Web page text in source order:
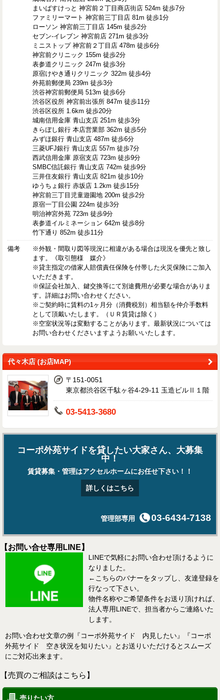
まいばすけっと 神宮前２丁目商店街店 524m 徒歩7分
ファミリーマート 神宮前三丁目店 81m 徒歩1分
ローソン 神宮前三丁目店 145m 徒歩2分
セブン-イレブン 神宮前店 271m 徒歩3分
ミニストップ 神宮前２丁目店 478m 徒歩6分
神宮前クリニック 155m 徒歩2分
表参道クリニック 247m 徒歩3分
原宿けやき通りクリニック 322m 徒歩4分
外苑前郵便局 239m 徒歩3分
渋谷神宮前郵便局 513m 徒歩6分
渋谷区役所 神宮前出張所 847m 徒歩11分
渋谷区役所 1.6km 徒歩20分
城南信用金庫 青山支店 251m 徒歩3分
きらぼし銀行 本店営業部 362m 徒歩5分
みずほ銀行 青山支店 487m 徒歩6分
三菱UFJ銀行 青山支店 557m 徒歩7分
西武信用金庫 原宿支店 723m 徒歩9分
SMBC信託銀行 青山支店 742m 徒歩9分
三井住友銀行 青山支店 821m 徒歩10分
ゆうちょ銀行 赤坂店 1.2km 徒歩15分
神宮前三丁目児童遊園地 200m 徒歩2分
原宿一丁目公園 224m 徒歩3分
明治神宮外苑 723m 徒歩9分
表参道イルミネーション 642m 徒歩8分
竹下通り 852m 徒歩11分
備考
※外観・間取り図等現況に相違がある場合は現況を優先と致し
ます。《取引態様 媒介》
※貸主指定の借家人賠償責任保険を付帯した火災保険にご加入
いただきます。
※保証会社加入、鍵交換等にて別途費用が必要な場合がありま
す。詳細はお問い合わせください。
※ご契約時に賃料の1ヶ月分（消費税別）相当額を仲介手数料
として頂戴いたします。（ＵＲ賃貸は除く）
※空室状況等は変動することがあります。最新状況については
お問い合わせくださいますようお願いいたします。
代々木店 (お店MAP)
〒151-0051
東京都渋谷区千駄ヶ谷4-29-11 玉造ビルⅡ１階
03-5413-3680
コーポ外苑サイドを貸したい大家さん、大募集
中！
賃貸募集・管理はアクセルホームにお任せ下さい！！
詳しくはこちら
管理部専用 03-6434-7138
【お問い合せ専用LINE】
LINEで気軽にお問い合わせ頂けるように
なりました。
←こちらのバナーをタップし、友達登録を
行なって下さい。
物件名称やご希望条件をお送り頂ければ、
法人専用LINEで、担当者からご連絡いた
します。
お問い合わせ文章の例『コーポ外苑サイド 内見したい』『コーポ
外苑サイド 空き状況を知りたい』とお送りいただけるとスムーズ
にご対応出来ます。
【売買のご相談はこちら】
売りたい方